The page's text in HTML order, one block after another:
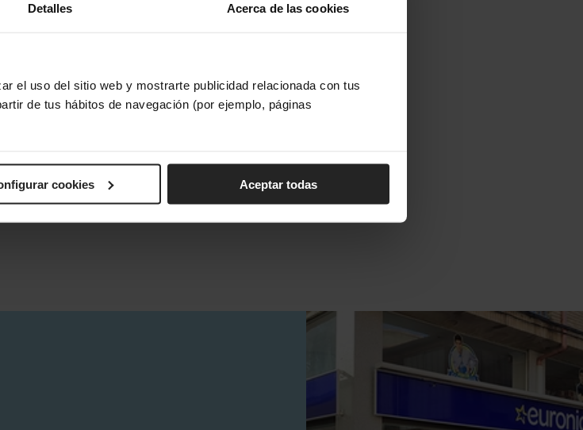
Detalles Acerca de las cookies
el uso del sitio web y mostrarte publicidad relacionada con tus
de tus hábitos de navegación (por ejemplo, páginas
cookies Aceptar todas